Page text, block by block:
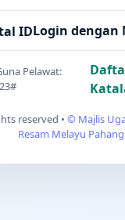
Login dengan
Pelawat:
reserved • © Majlis
Resam Melayu Pahang